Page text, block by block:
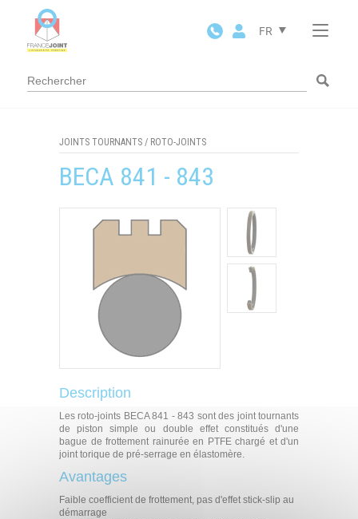
FR
JOINTS TOURNANTS / ROTO-JOINTS
BECA 841 - 843
Description
Les roto-joints BECA 841 - 843 sont des joint tournants
de piston simple ou double effet constitués d'une
bague de frottement rainurée en PTFE chargé et d'un
joint torique de pré-serrage en élastomère.
Avantages
Faible coefficient de frottement, pas d'effet stick-slip au
démarrage